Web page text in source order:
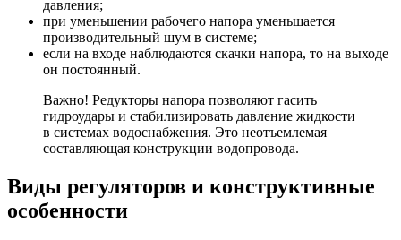
давления;
при уменьшении рабочего напора уменьшается
производительный шум в системе;
если на входе наблюдаются скачки напора, то на выходе
он постоянный.
Важно! Редукторы напора позволяют гасить
гидроудары и стабилизировать давление жидкости
в системах водоснабжения. Это неотъемлемая
составляющая конструкции водопровода.
Виды регуляторов и конструктивные
особенности